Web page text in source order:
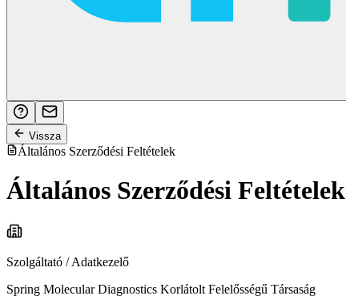
Vissza
Általános Szerződési Feltételek
Általános Szerződési Feltételek
Szolgáltató / Adatkezelő
Spring Molecular Diagnostics Korlátolt Felelősségű Társaság